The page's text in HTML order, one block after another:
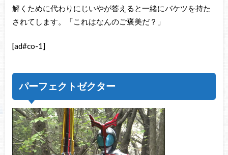
解くために代わりにじいやが答えると一緒にバケツを持た
されてします。「これはなんのご褒美だ？」
[ad#co-1]
パーフェクトゼクター